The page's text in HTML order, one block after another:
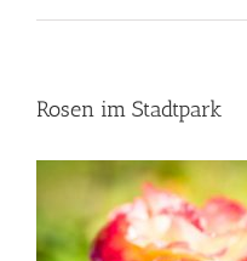
Rosen im Stadtpark